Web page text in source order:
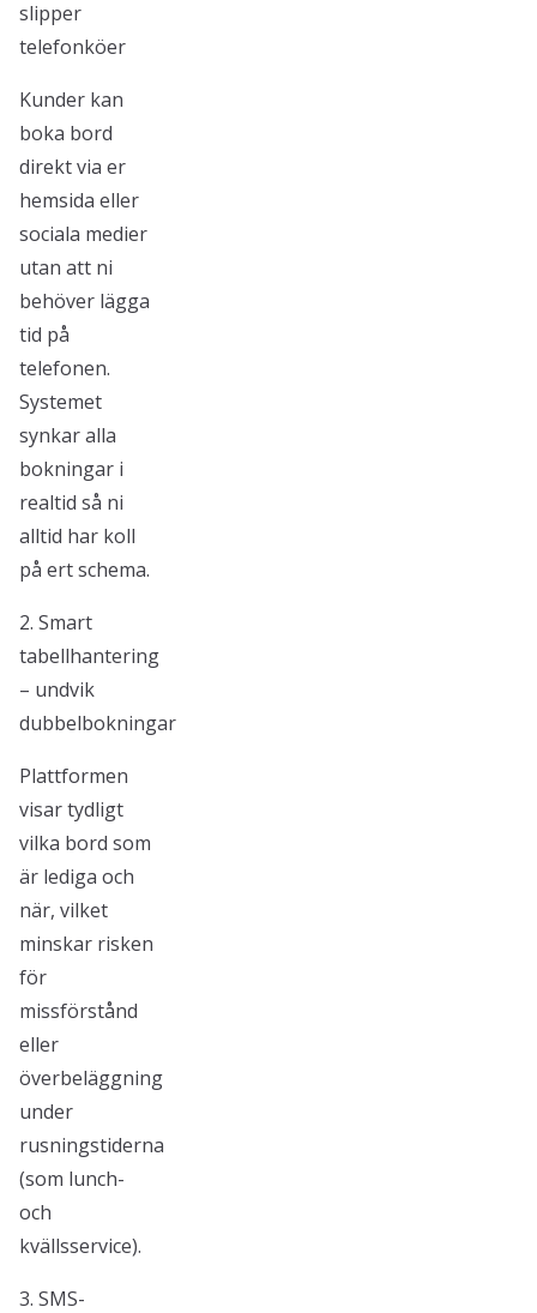
slipper
telefonköer
Kunder kan
boka bord
direkt via er
hemsida eller
sociala medier
utan att ni
behöver lägga
tid på
telefonen.
Systemet
synkar alla
bokningar i
realtid så ni
alltid har koll
på ert schema.
2. Smart
tabellhantering
– undvik
dubbelbokningar
Plattformen
visar tydligt
vilka bord som
är lediga och
när, vilket
minskar risken
för
missförstånd
eller
överbeläggning
under
rusningstiderna
(som lunch-
och
kvällsservice).
3. SMS-